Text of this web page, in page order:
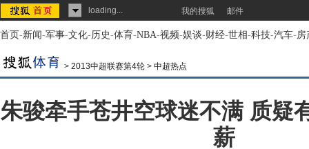
loading... 我的搜狐 邮件
首页-新闻-军事-文化-历史-体育-NBA-视频-娱谈-财经-世相-科技-汽车-房
> 2013中超联赛第4轮 > 中超热点
朱骏牵手苍井空球迷不满 质疑
薪